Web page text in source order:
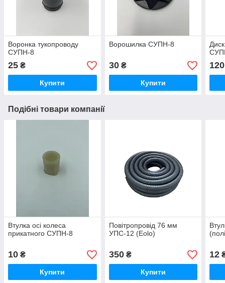
Воронка тукопроводу
СУПН-8
25 ₴
Купити
Ворошилка СУПН-8
30₴
Купити
120
Подібні товари компанії
Втулка осі колеса
прикатного СУПН-8
10 ₴
Купити
Повітропровід 76 мм
УПС-12 (Eolo)
350₴
Купити
12